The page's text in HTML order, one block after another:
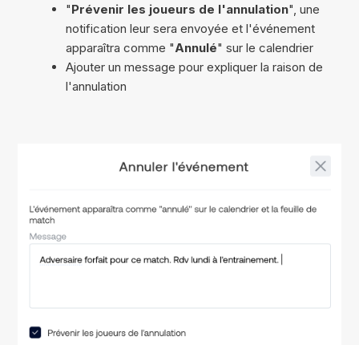
"Prévenir les joueurs de l'annulation", une
notification leur sera envoyée et l'événement
apparaîtra comme "Annulé" sur le calendrier
Ajouter un message pour expliquer la raison de
l'annulation